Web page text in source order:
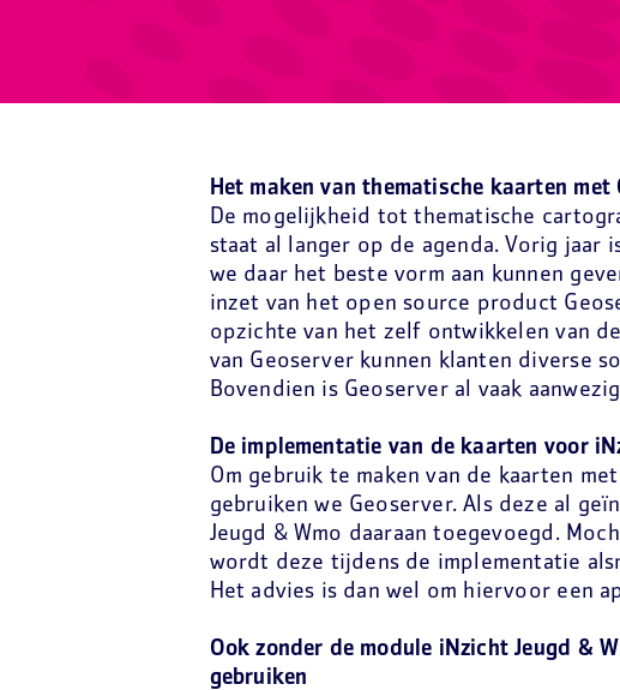
Het maken van thematische kaarten met
De mogelijkheid tot thematische
staat al langer op de agenda. Vorig jaar
we daar het beste vorm aan kunnen
inzet van het open source product
opzichte van het zelf ontwikkelen van
van Geoserver kunnen klanten diverse
Bovendien is Geoserver al vaak
De implementatie van de kaarten voor
Om gebruik te maken van de kaarten
gebruiken we Geoserver. Als deze al
Jeugd & Wmo daaraan toegevoegd.
wordt deze tijdens de implementatie
Het advies is dan wel om hiervoor een
Ook zonder de module iNzicht Jeugd &
gebruiken